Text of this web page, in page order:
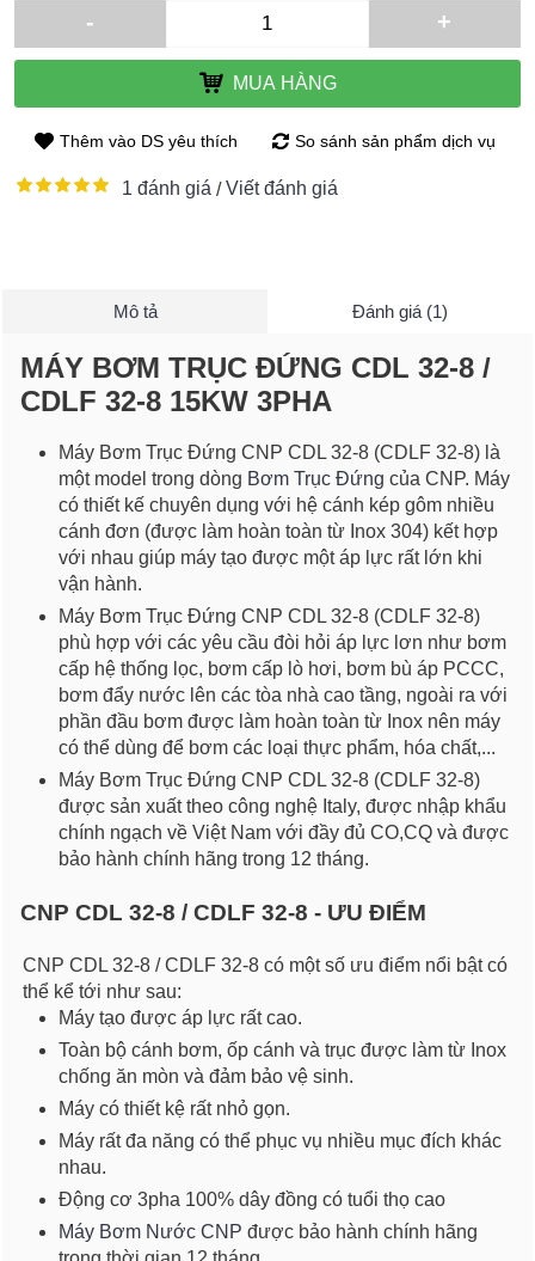
- +
MUA HÀNG
Thêm vào DS yêu thích So sánh sản phẩm dịch vụ
1 đánh giá /Viết đánh giá
Mô tả Đánh giá (1)
MÁY BƠM TRỤC ĐỨNG CDL 32-8 /
CDLF 32-8 15KW 3PHA
Máy Bơm Trục Đứng CNP CDL 32-8 (CDLF 32-8) là
một model trong dòng Bơm Trục Đứng của CNP. Máy
có thiết kế chuyên dụng với hệ cánh kép gôm nhiều
cánh đơn (được làm hoàn toàn từ Inox 304) kết hợp
với nhau giúp máy tạo được một áp lực rất lớn khi
vận hành.
Máy Bơm Trục Đứng CNP CDL 32-8 (CDLF 32-8)
phù hợp với các yêu cầu đòi hỏi áp lực lơn như bơm
cấp hệ thống lọc, bơm cấp lò hơi, bơm bù áp PCCC,
bơm đẩy nước lên các tòa nhà cao tầng, ngoài ra với
phần đầu bơm được làm hoàn toàn từ Inox nên máy
có thể dùng để bơm các loại thực phẩm, hóa chất,...
Máy Bơm Trục Đứng CNP CDL 32-8 (CDLF 32-8)
được sản xuất theo công nghệ Italy, được nhập khẩu
chính ngạch về Việt Nam với đầy đủ CO,CQ và được
bảo hành chính hãng trong 12 tháng.
CNP CDL 32-8 / CDLF 32-8 - ƯU ĐIỂM
CNP CDL 32-8 / CDLF 32-8 có một số ưu điểm nổi bật có
thể kể tới như sau:
Máy tạo được áp lực rất cao.
Toàn bộ cánh bơm, ốp cánh và trục được làm từ Inox
chống ăn mòn và đảm bảo vệ sinh.
Máy có thiết kệ rất nhỏ gọn.
Máy rất đa năng có thể phục vụ nhiều mục đích khác
nhau.
Động cơ 3pha 100% dây đồng có tuổi thọ cao
Máy Bơm Nước CNP được bảo hành chính hãng